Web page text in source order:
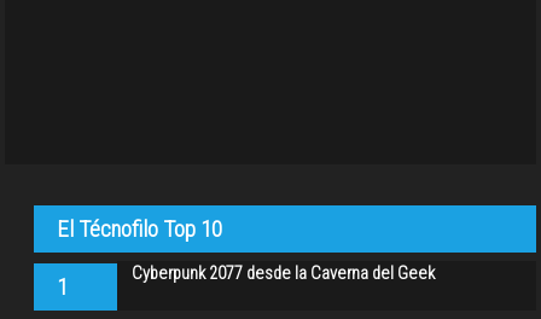
El Técnofilo Top 10
1 Cyberpunk 2077 desde la Caverna del Geek